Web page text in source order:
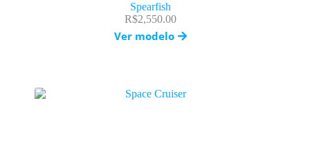
Spearfish
R$2,550.00
Ver modelo